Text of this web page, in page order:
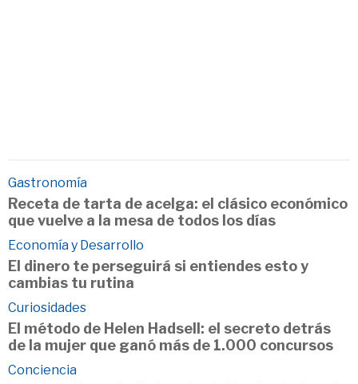
Gastronomía
Receta de tarta de acelga: el clásico económico
que vuelve a la mesa de todos los días
Economía y Desarrollo
El dinero te perseguirá si entiendes esto y
cambias tu rutina
Curiosidades
El método de Helen Hadsell: el secreto detrás
de la mujer que ganó más de 1.000 concursos
Conciencia